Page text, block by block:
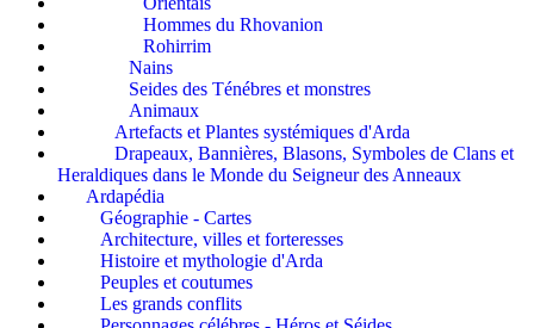
Hommes du Rhovanion
Rohirrim
Nains
Seides des Ténébres et monstres
Animaux
Artefacts et Plantes systémiques d'Arda
Drapeaux, Bannières, Blasons, Symboles de Clans et
Heraldiques dans le Monde du Seigneur des Anneaux
Ardapédia
Géographie - Cartes
Architecture, villes et forteresses
Histoire et mythologie d'Arda
Peuples et coutumes
Les grands conflits